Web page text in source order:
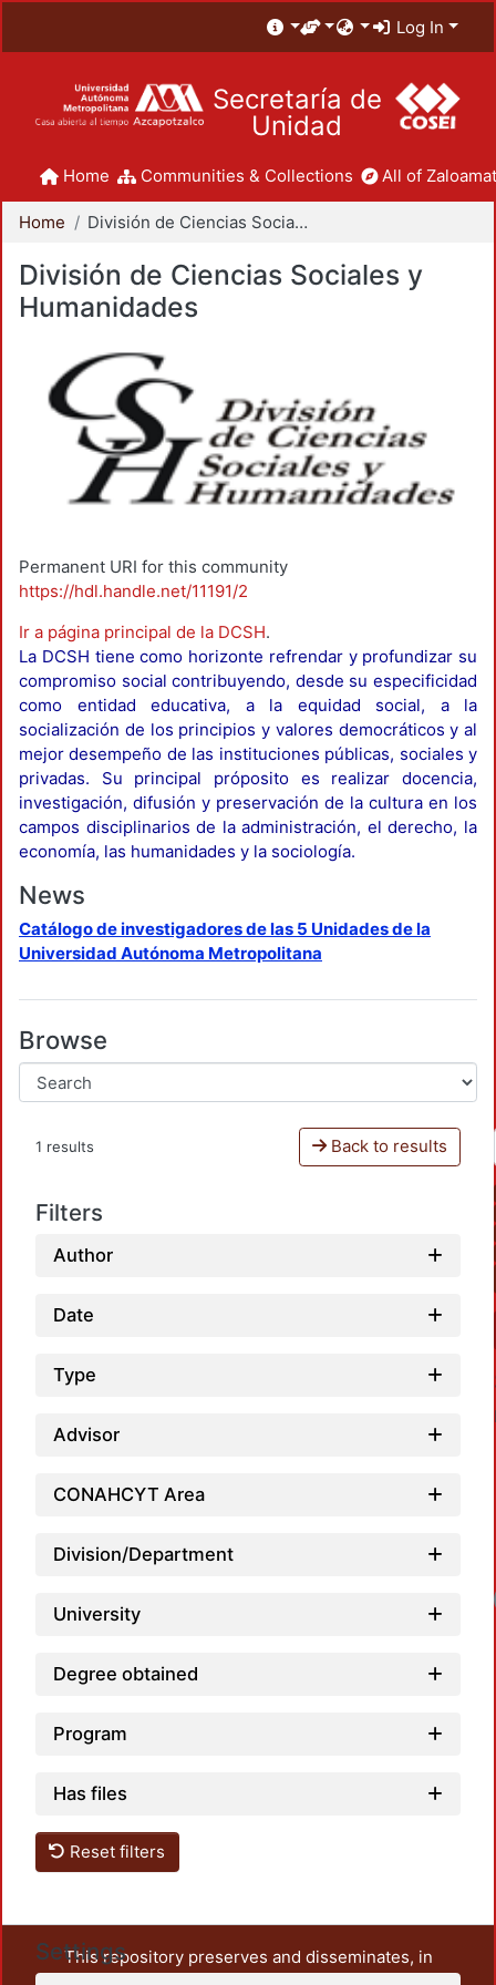
Log In
Secretaría de
Unidad
Home Communities & Collections All of
Home División de Ciencias Sociales y Humanidades
División de Ciencias Sociales y
Humanidades
Permanent URI for this community
https://hdl.handle.net/11191/2
Ir a página principal de la DCSH.
La DCSH tiene como horizonte refrendar y profundizar su
compromiso social contribuyendo, desde su especificidad
como entidad educativa, a la equidad social, a la
socialización de los principios y valores democráticos y al
mejor desempeño de las instituciones públicas, sociales y
privadas. Su principal próposito es realizar docencia,
investigación, difusión y preservación de la cultura en los
campos disciplinarios de la administración, el derecho, la
economía, las humanidades y la sociología.
News
Catálogo de investigadores de las 5 Unidades de la
Universidad Autónoma Metropolitana
Browse
1 results Back to results
Filters
Author
Date
Type
Advisor
CONAHCYT Area
Division/Department
University
Degree obtained
Program
Has files
Reset filters
Settings
This repository preserves and disseminates, in